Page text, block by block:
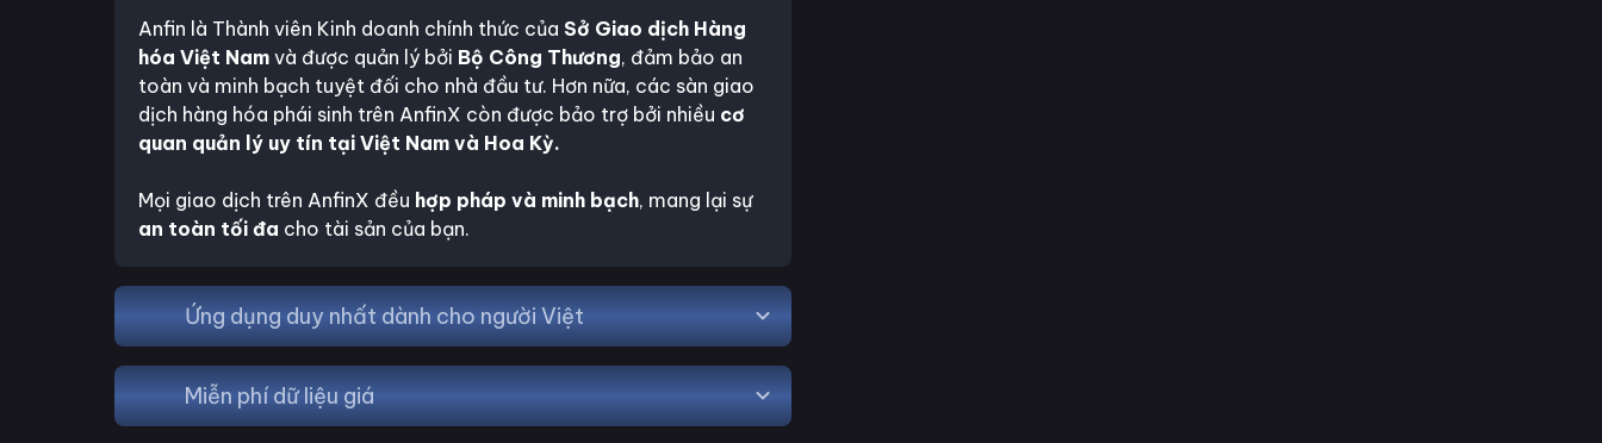
Anfin là Thành viên Kinh doanh chính thức của Sở Giao dịch Hàng
hóa Việt Nam và được quản lý bởi Bộ Công Thương, đảm bảo an
toàn và minh bạch tuyệt đối cho nhà đầu tư. Hơn nữa, các sàn giao
dịch hàng hóa phái sinh trên AnfinX còn được bảo trợ bởi nhiều cơ
quan quản lý uy tín tại Việt Nam và Hoa Kỳ.
Mọi giao dịch trên AnfinX đều hợp pháp và minh bạch, mang lại sự
an toàn tối đa cho tài sản của bạn.
Ứng dụng duy nhất dành cho người Việt
1
Dễ sử dụng
Nạp rút nhanh chóng, đầu tư dễ dàng và chốt lời linh hoạt ngay cả với
người mới đầu tư.
Miễn phí dữ liệu giá